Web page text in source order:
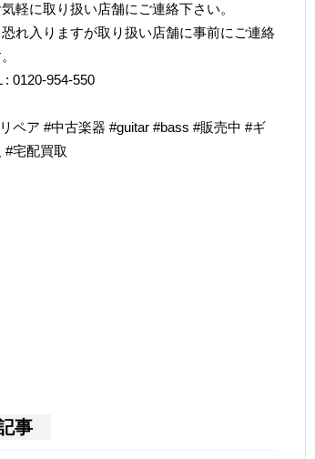
軽に取り扱い店舗にご連絡下さい。
れ入りますが取り扱い店舗に事前にご連絡
0120-954-550
ペア #中古楽器 #guitar #bass #販売中 #ギ
#宅配買取
事